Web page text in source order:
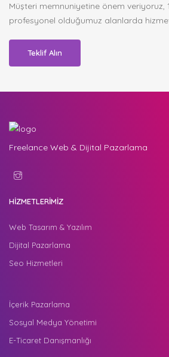
Müşteri memnuniyetine önem veriyoruz,
profesyonel olduğumuz alanlarda
Teklif Alın
Freelance Web & Dijital Pazarlama
HİZMETLERİMİZ
Web Tasarım & Yazılım
Dijital Pazarlama
Seo Hizmetleri
İçerik Pazarlama
Sosyal Medya Yönetimi
E-Ticaret Danışmanlığı